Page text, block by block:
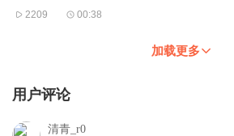
2209 00:38
加载更多
用户评论
清青_r0